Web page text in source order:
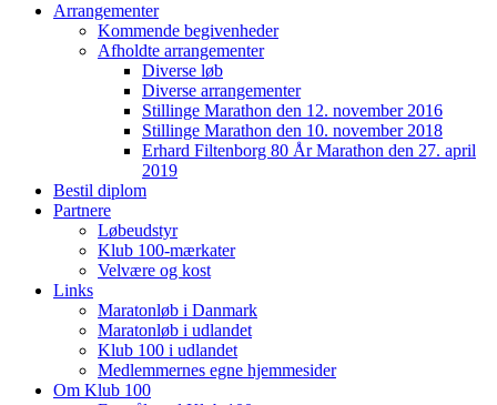
Arrangementer
Kommende begivenheder
Afholdte arrangementer
Diverse løb
Diverse arrangementer
Stillinge Marathon den 12. november 2016
Stillinge Marathon den 10. november 2018
Erhard Filtenborg 80 År Marathon den 27. april
2019
Bestil diplom
Partnere
Løbeudstyr
Klub 100-mærkater
Velvære og kost
Links
Maratonløb i Danmark
Maratonløb i udlandet
Klub 100 i udlandet
Medlemmernes egne hjemmesider
Om Klub 100